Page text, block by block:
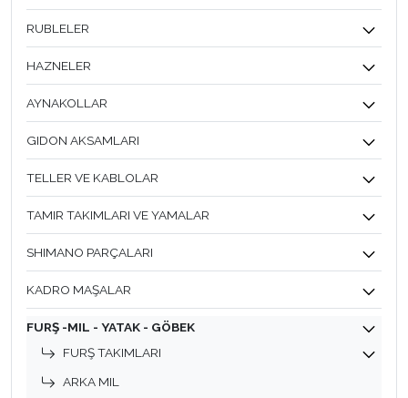
RUBLELER
HAZNELER
AYNAKOLLAR
GIDON AKSAMLARI
TELLER VE KABLOLAR
TAMIR TAKIMLARI VE YAMALAR
SHIMANO PARÇALARI
KADRO MAŞALAR
FURŞ -MIL - YATAK - GÖBEK
FURŞ TAKIMLARI
ARKA MIL